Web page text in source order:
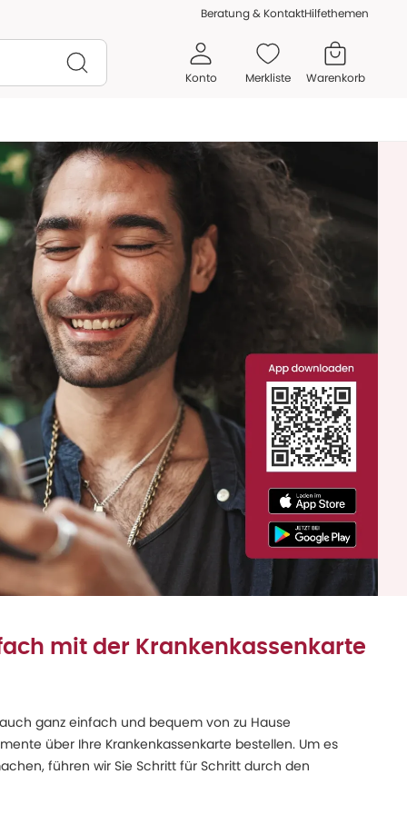
Beratung & KontaktHilfethemen
Konto Merkliste Warenkorb
mit der Krankenkassenkarte
ganz einfach und bequem von zu Hause
über Ihre Krankenkassenkarte bestellen. Um es
führen wir Sie Schritt für Schritt durch den